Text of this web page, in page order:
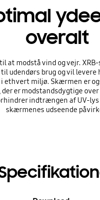
overalt
at modstå vind og vejr.
udendørs brug og vil levere
ethvert miljø. Skærmen er
er modstandsdygtige
indtrængen af UV-lys
skærmenes udseende